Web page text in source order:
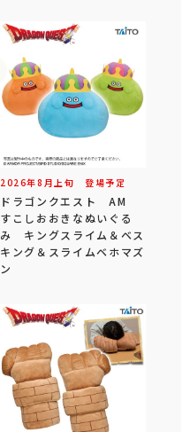
2026年8 月 上旬 登場予定
ドラゴンクエスト AM
すこしおおきなぬいぐる
み キングスライム＆ベス
キング＆スライムベホマズ
ン